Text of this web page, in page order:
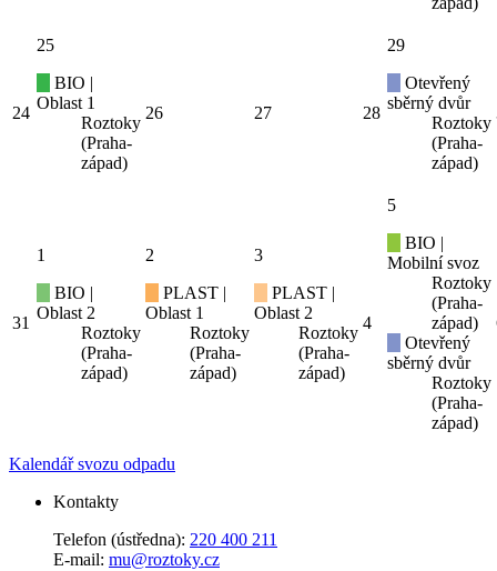
24
25
BIO |
Oblast 1
Roztoky
(Praha-
západ)
26 27 28
29
Otevřený
sběrný dvůr
Roztoky
(Praha-
západ)
31
1
BIO |
Oblast 2
Roztoky
(Praha-
západ)
2
PLAST |
Oblast 1
Roztoky
(Praha-
západ)
3
PLAST |
Oblast 2
Roztoky
(Praha-
západ)
4
5
BIO |
Mobilní svoz
Roztoky
(Praha-
západ)
Otevřený
sběrný dvůr
Roztoky
(Praha-
západ)
Kalendář svozu odpadu
Kontakty
Telefon (ústředna): 220 400 211
E-mail: mu@roztoky.cz